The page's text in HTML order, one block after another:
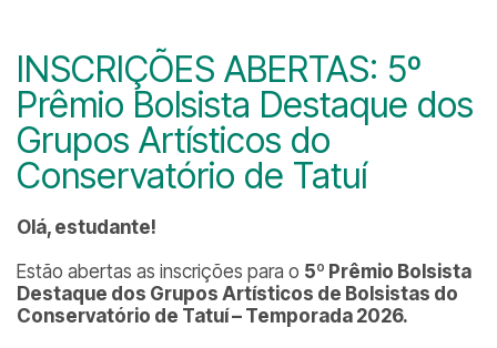
INSCRIÇÕES ABERTAS: 5º
Prêmio Bolsista Destaque dos
Grupos Artísticos do
Conservatório de Tatuí
Olá, estudante!
Estão abertas as inscrições para o 5º Prêmio Bolsista
Destaque dos Grupos Artísticos de Bolsistas do
Conservatório de Tatuí – Temporada 2026.